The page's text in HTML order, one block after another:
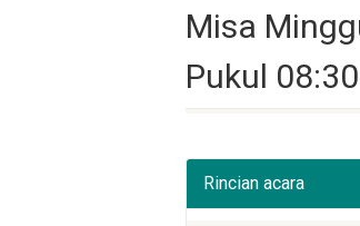
Misa
Pukul
Rincian acara